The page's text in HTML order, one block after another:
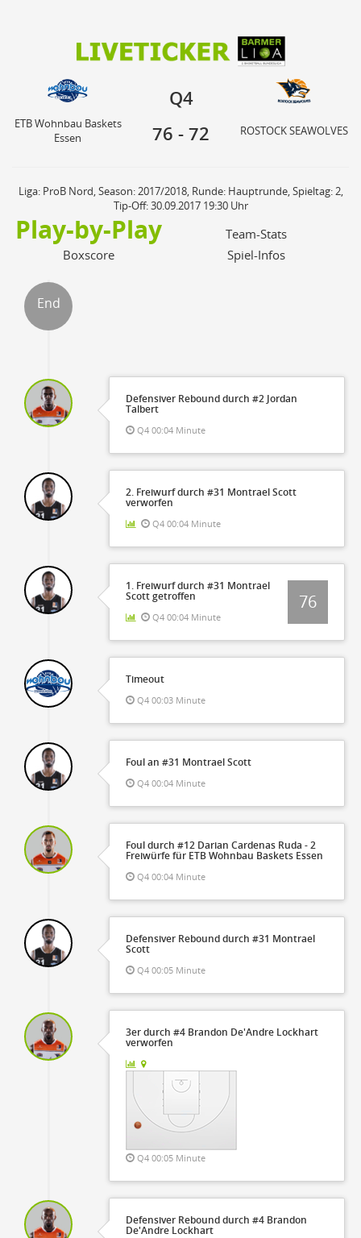
ROSTOCK SEAWOLVES
Q4
76 - 72
ETB Wohnbau Baskets
Essen
ROSTOCK SEAWOLVES
Liga: ProB Nord, Season: 2017/2018, Runde: Hauptrunde, Spieltag: 2,
Tip-Off: 30.09.2017 19:30 Uhr
Play-by-Play
Team-Stats
Boxscore
Spiel-Infos
End
Defensiver Rebound durch #2 Jordan
Talbert
Q4 00:04 Minute
2. Freiwurf durch #31 Montrael Scott
verworfen
Q4 00:04 Minute
1. Freiwurf durch #31 Montrael
Scott getroffen
Q4 00:04 Minute
76
Timeout
Q4 00:03 Minute
Foul an #31 Montrael Scott
Q4 00:04 Minute
Foul durch #12 Darian Cardenas Ruda - 2
Freiwürfe für ETB Wohnbau Baskets Essen
Q4 00:04 Minute
Defensiver Rebound durch #31 Montrael
Scott
Q4 00:05 Minute
3er durch #4 Brandon De'Andre Lockhart
verworfen
Q4 00:05 Minute
Defensiver Rebound durch #4 Brandon
De'Andre Lockhart